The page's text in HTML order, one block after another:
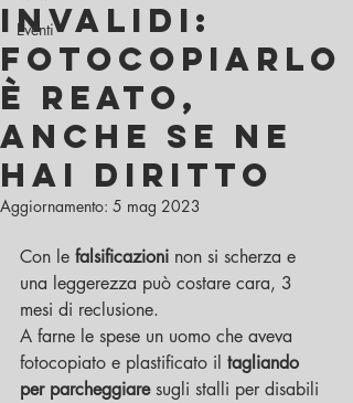
Eventi
INVALIDI:
FOTOCOPIARLO
È REATO,
ANCHE SE NE
HAI DIRITTO
Aggiornamento: 5 mag 2023
Con le falsificazioni non si scherza e
una leggerezza può costare cara, 3
mesi di reclusione.
A farne le spese un uomo che aveva
fotocopiato e plastificato il tagliando
per parcheggiare sugli stalli per disabili